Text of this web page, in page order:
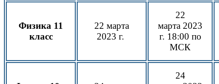
Физика 11
класс
22 марта
2023 г.
22
марта 2023
г. 18:00 по
МСК
24